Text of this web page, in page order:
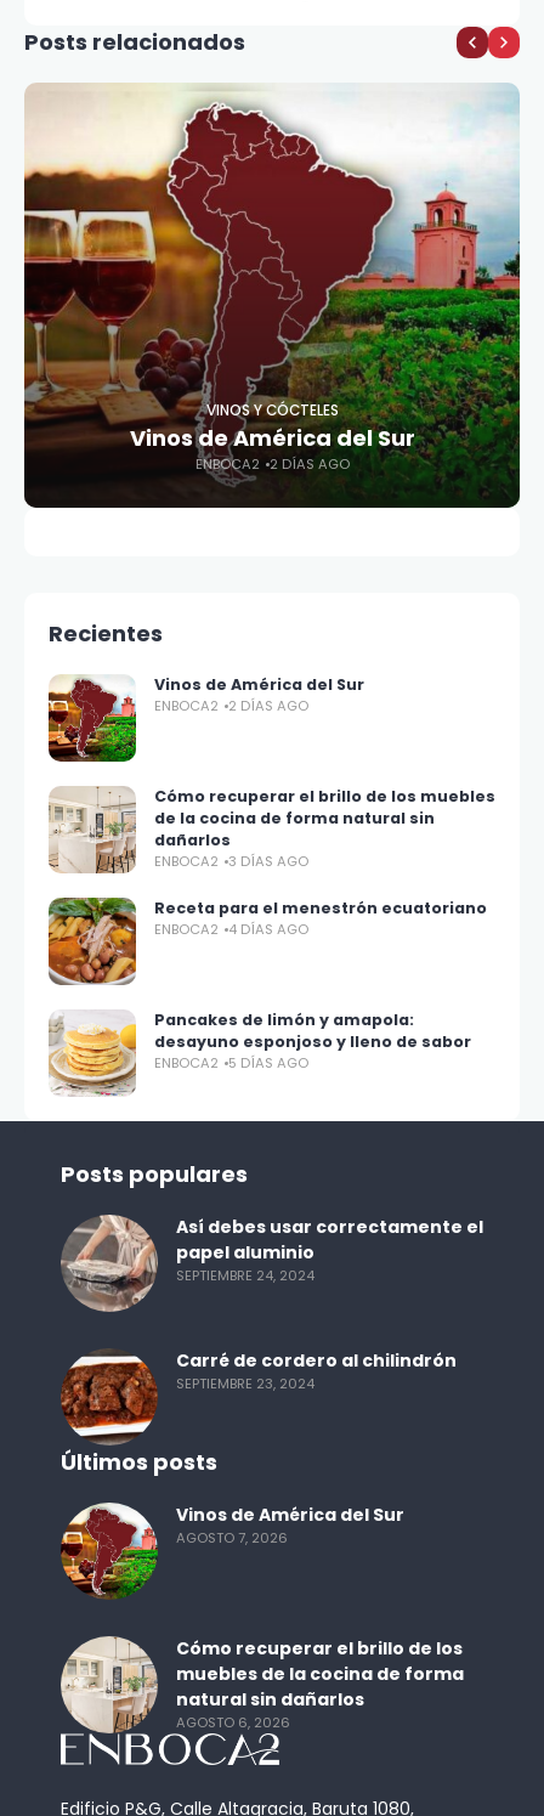
Posts relacionados
VINOS Y CÓCTELES
Vinos de América del Sur
ENBOCA2 2 DÍAS AGO
Recientes
Vinos de América del Sur
ENBOCA2 2 DÍAS AGO
Cómo recuperar el brillo de los muebles
de la cocina de forma natural sin
dañarlos
ENBOCA2 3 DÍAS AGO
Receta para el menestrón ecuatoriano
ENBOCA2 4 DÍAS AGO
Pancakes de limón y amapola:
desayuno esponjoso y lleno de sabor
ENBOCA2 5 DÍAS AGO
Edificio P&G, Calle Altagracia, Baruta 1080,
Posts populares
Así debes usar correctamente el
papel aluminio
SEPTIEMBRE 24, 2024
Carré de cordero al chilindrón
SEPTIEMBRE 23, 2024
Últimos posts
Vinos de América del Sur
AGOSTO 7, 2026
Cómo recuperar el brillo de los
muebles de la cocina de forma
natural sin dañarlos
AGOSTO 6, 2026